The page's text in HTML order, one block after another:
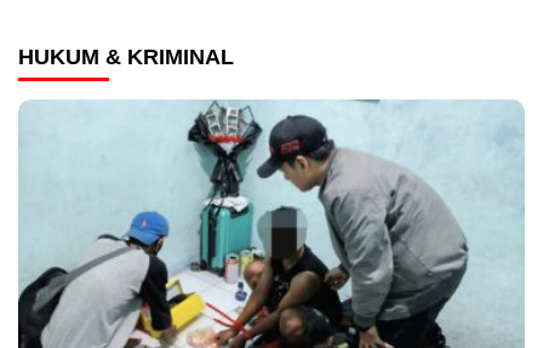
HUKUM & KRIMINAL